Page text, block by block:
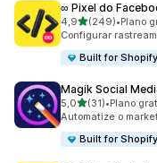
∞ Pixel do
4,9de 5 estrelas
(249)
249 avaliações ao
•Plano
Configurar
Built for Shopify
Magik Social
5,0de 5 estrelas
(31)
31 avaliações ao
•Plano
Automatize o
Built for Shopify